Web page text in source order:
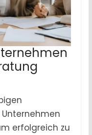
erfolgreich zu